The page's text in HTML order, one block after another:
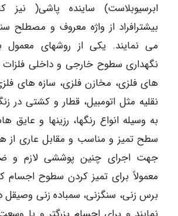
ابرسیوبلاست) ساینده پاشی( نیز
بیشترافراد از واژه معروف و مصطلح
می نمایند. یکی از روشهای
نگهداری سطوح خارجی و داخلی
های فلزی، مخازن فلزی، سازه های
نقلیه مثل اتومبیل، قطار و کشتی در
به وسیله انواع رنگها، رزینها و
سطح تمیز و مناسب و مقابل عاری از
جهت اجرای چنین پوششی لازم و
معمولاً برای تمیز کردن سطوح اجسام
برس زنی، سنگزنی، سمباده زنی وصیقل